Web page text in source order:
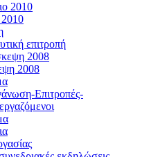
2010
επιτροπή
2008
2008
Επιτροπές-